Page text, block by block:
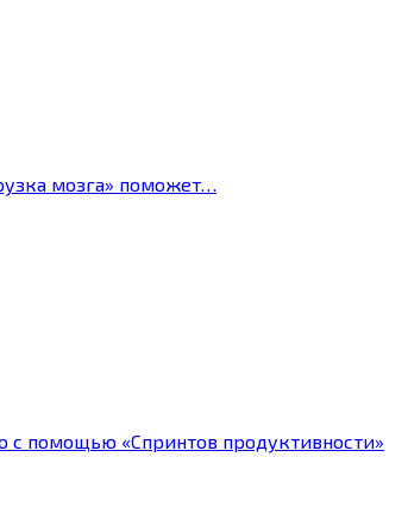
мозга» поможет…
с помощью «Спринтов продуктивности»